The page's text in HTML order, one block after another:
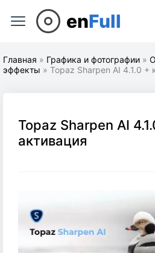
enFull
Главная » Графика и фотографии »
эффекты » Topaz Sharpen AI 4.1.0 +
Topaz Sharpen AI
активация